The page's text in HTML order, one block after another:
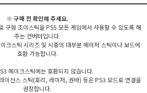
※ 구매 전 확인해 주세요.
구형 조이스틱을 PS5 모든 게임에서 사용할 수 있도록 해
주는 컨버터입니다.
크스틱 시리즈 및 시중의 대부분 메이저 스틱이나 보드에
호환 가능합니다.
메이크스틱에는 호환되지 않습니다.
이선스 스틱(호리, 레이저, 권바) 등은 PS3 모드로 연결을
권장합니다.